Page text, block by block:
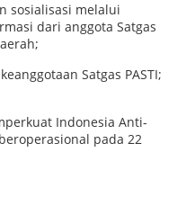
sosialisasi melalui
dari anggota Satgas
Satgas PASTI;
Indonesia Anti-
pada 22